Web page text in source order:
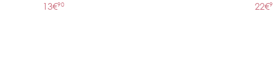
13€90
22€